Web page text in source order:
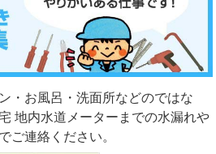
・お風呂・洗面所などのではな
地内水道メーターまでの水漏れや
ご連絡ください。